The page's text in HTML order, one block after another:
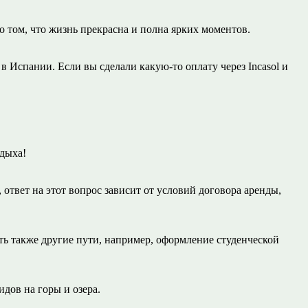
том, что жизнь прекрасна и полна ярких моментов.
Испании. Если вы сделали какую-то оплату через Incasol и
на этот вопрос зависит от условий договора аренды,
другие пути, например, оформление студенческой
на горы и озера.